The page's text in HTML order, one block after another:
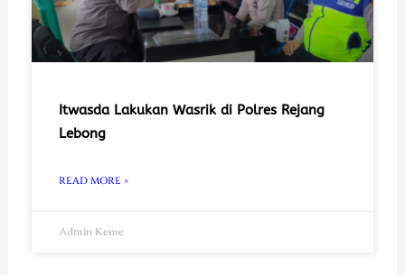
Itwasda Lakukan Wasrik di Polres Rejang
Lebong
READ MORE »
Admin Keme